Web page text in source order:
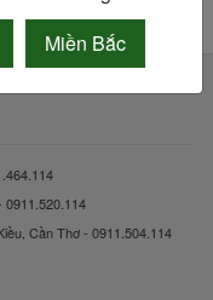
0911.520.114
Cần Thơ - 0911.504.114
Miền Bắc